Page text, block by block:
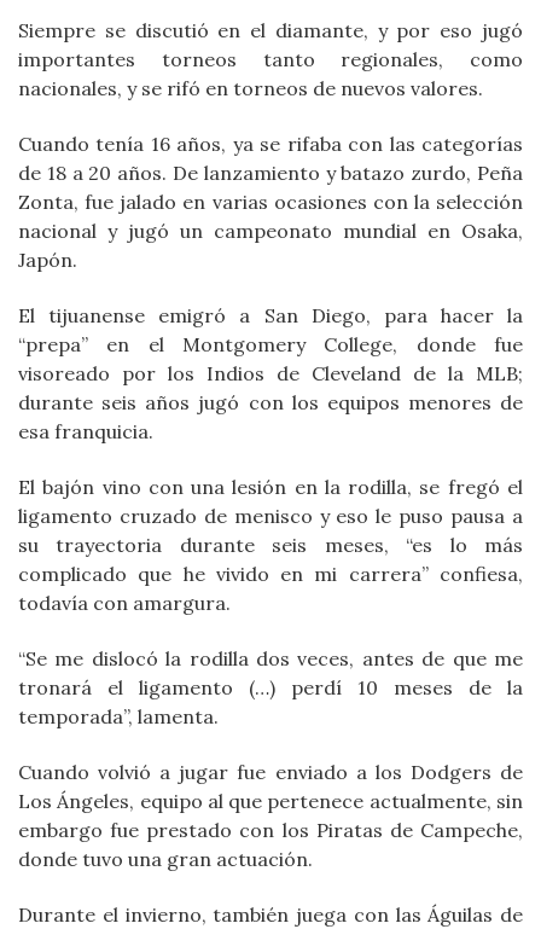
Siempre se discutió en el diamante, y por eso jugó
importantes torneos tanto regionales, como
nacionales, y se rifó en torneos de nuevos valores.
Cuando tenía 16 años, ya se rifaba con las categorías
de 18 a 20 años. De lanzamiento y batazo zurdo, Peña
Zonta, fue jalado en varias ocasiones con la selección
nacional y jugó un campeonato mundial en Osaka,
Japón.
El tijuanense emigró a San Diego, para hacer la
“prepa” en el Montgomery College, donde fue
visoreado por los Indios de Cleveland de la MLB;
durante seis años jugó con los equipos menores de
esa franquicia.
El bajón vino con una lesión en la rodilla, se fregó el
ligamento cruzado de menisco y eso le puso pausa a
su trayectoria durante seis meses, “es lo más
complicado que he vivido en mi carrera” confiesa,
todavía con amargura.
“Se me dislocó la rodilla dos veces, antes de que me
tronará el ligamento (…) perdí 10 meses de la
temporada”, lamenta.
Cuando volvió a jugar fue enviado a los Dodgers de
Los Ángeles, equipo al que pertenece actualmente, sin
embargo fue prestado con los Piratas de Campeche,
donde tuvo una gran actuación.
Durante el invierno, también juega con las Águilas de